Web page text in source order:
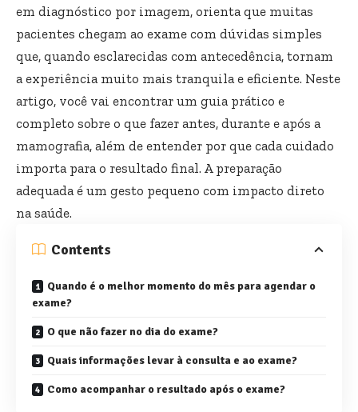
em diagnóstico por imagem, orienta que muitas
pacientes chegam ao exame com dúvidas simples
que, quando esclarecidas com antecedência, tornam
a experiência muito mais tranquila e eficiente. Neste
artigo, você vai encontrar um guia prático e
completo sobre o que fazer antes, durante e após a
mamografia, além de entender por que cada cuidado
importa para o resultado final. A preparação
adequada é um gesto pequeno com impacto direto
na saúde.
Contents
Quando é o melhor momento do mês para agendar o
exame?
O que não fazer no dia do exame?
Quais informações levar à consulta e ao exame?
Como acompanhar o resultado após o exame?